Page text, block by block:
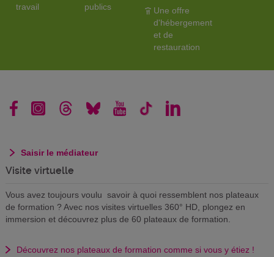
travail
publics
Une offre
d'hébergement
et de
restauration
Saisir le médiateur
Visite virtuelle
Vous avez toujours voulu savoir à quoi ressemblent nos plateaux
de formation ? Avec nos visites virtuelles 360° HD, plongez en
immersion et découvrez plus de 60 plateaux de formation.
Découvrez nos plateaux de formation comme si vous y étiez !